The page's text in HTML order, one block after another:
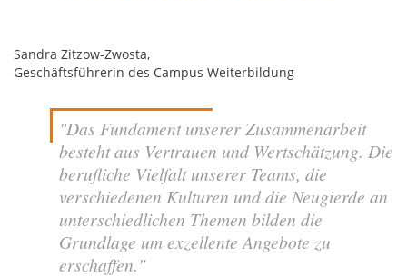
Sandra Zitzow-Zwosta,
Geschäftsführerin des Campus Weiterbildung
"Das Fundament unserer Zusammenarbeit
besteht aus Vertrauen und Wertschätzung. Die
berufliche Vielfalt unserer Teams, die
verschiedenen Kulturen und die Neugierde an
unterschiedlichen Themen bilden die
Grundlage um exzellente Angebote zu
erschaffen."